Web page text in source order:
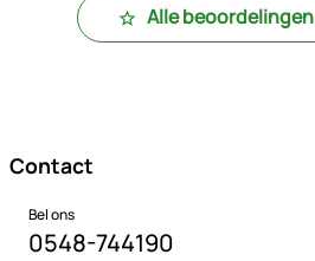
Alle
Contact
Bel ons
0548-744190